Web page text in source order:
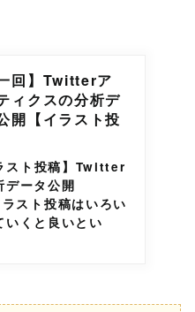
一回】Twitterア
ィクスの分析デ
開【イラスト投
スト投稿】Twitter
データ公開
スト投稿はいろい
いくと良いとい